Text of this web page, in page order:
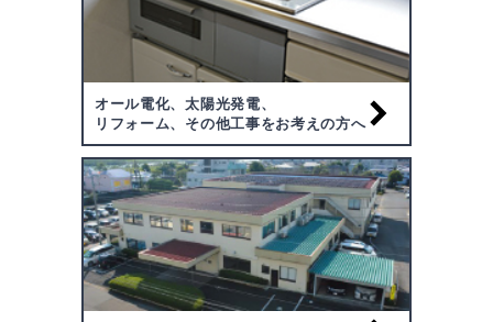
オール電化、太陽光発電、
リフォーム、その他工事をお考えの方へ